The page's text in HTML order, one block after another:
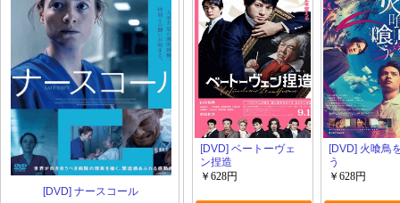
[DVD] ナースコール
[DVD] ベートーヴェ
ン捏造
￥628円
[DVD] 火喰鳥
う
￥628円